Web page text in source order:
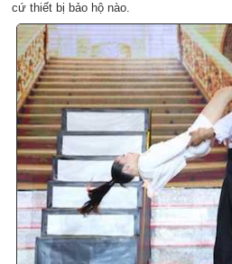
cứ thiết bị bảo hộ nào.